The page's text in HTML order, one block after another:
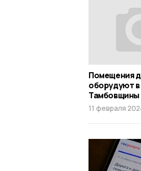
Помещения
оборудуют
Тамбовщины
11 февраля